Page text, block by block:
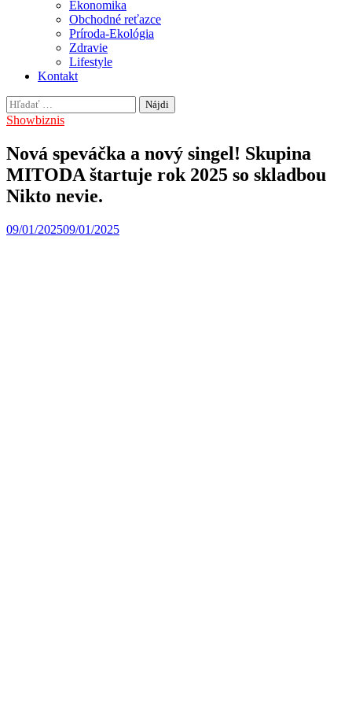
Ekonomika
Obchodné reťazce
Príroda-Ekológia
Zdravie
Lifestyle
Kontakt
Hľadať:
Showbiznis
Nová speváčka a nový singel! Skupina
MITODA štartuje rok 2025 so skladbou
Nikto nevie.
09/01/202509/01/2025